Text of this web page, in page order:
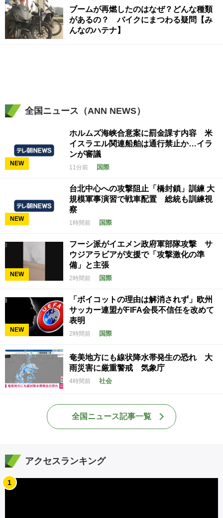
ブームが再燃したのはなぜ？どんな種類
があるの？ バイクにまつわる疑問【み
んなのハテナ】
全国ニュース（ANN NEWS）
NEW
ホルムズ海峡合意案に罰金課す内容 米
イスラエル関連船舶は通行禁止か…イラ
ンが審議
11分前 国際
NEW
台北中心への攻撃阻止「橋封鎖」訓練 大
規模軍事演習で戦車配置 総統も訓練視
察
1時間前 国際
NEW
フーシ派がイエメン政府軍部隊攻撃 サ
ウジアラビアが支援で「攻撃激化の準
備」と主張
2時間前 国際
NEW
「ボイコットの理由は解消されず」欧州
サッカー連盟がFIFA会長不信任を改めて
表明
2時間前 国際
奄美地方にも線状降水帯発生の恐れ 大
雨災害に厳重警戒 気象庁
4時間前 社会
全国ニュース記事一覧
アクセスランキング
1